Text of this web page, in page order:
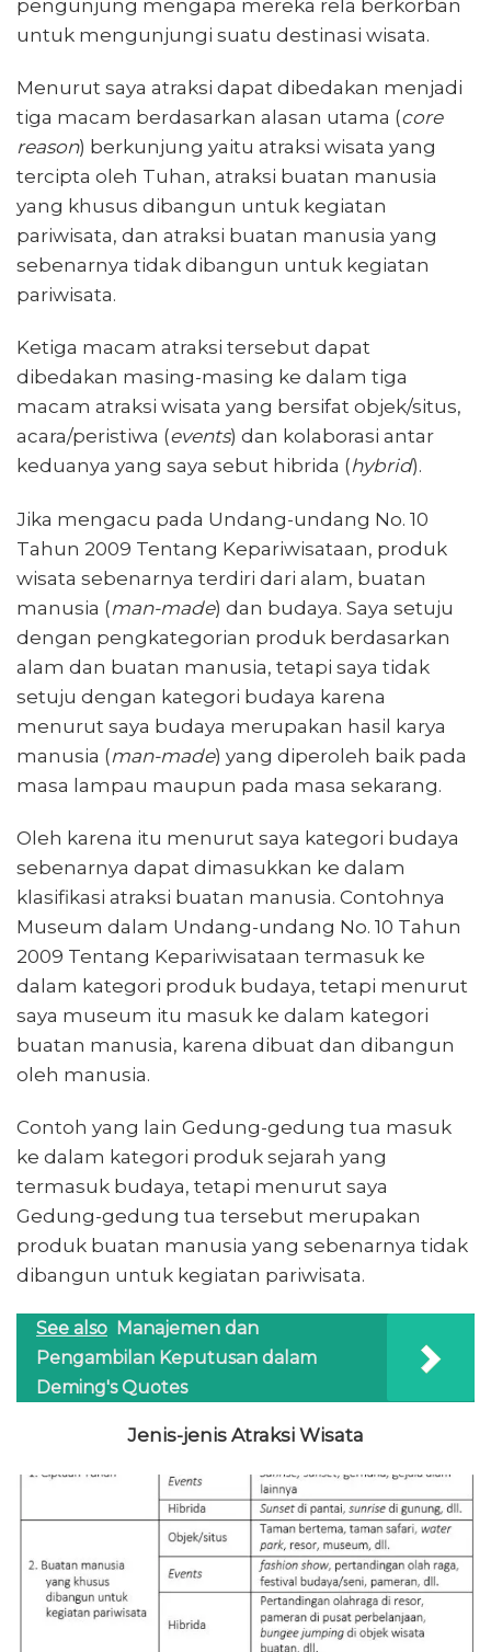
pengunjung mengapa mereka rela berkorban
untuk mengunjungi suatu destinasi wisata.
Menurut saya atraksi dapat dibedakan menjadi
tiga macam berdasarkan alasan utama (core
reason) berkunjung yaitu atraksi wisata yang
tercipta oleh Tuhan, atraksi buatan manusia
yang khusus dibangun untuk kegiatan
pariwisata, dan atraksi buatan manusia yang
sebenarnya tidak dibangun untuk kegiatan
pariwisata.
Ketiga macam atraksi tersebut dapat
dibedakan masing-masing ke dalam tiga
macam atraksi wisata yang bersifat objek/situs,
acara/peristiwa (events) dan kolaborasi antar
keduanya yang saya sebut hibrida (hybrid).
Jika mengacu pada Undang-undang No. 10
Tahun 2009 Tentang Kepariwisataan, produk
wisata sebenarnya terdiri dari alam, buatan
manusia (man-made) dan budaya. Saya setuju
dengan pengkategorian produk berdasarkan
alam dan buatan manusia, tetapi saya tidak
setuju dengan kategori budaya karena
menurut saya budaya merupakan hasil karya
manusia (man-made) yang diperoleh baik pada
masa lampau maupun pada masa sekarang.
Oleh karena itu menurut saya kategori budaya
sebenarnya dapat dimasukkan ke dalam
klasifikasi atraksi buatan manusia. Contohnya
Museum dalam Undang-undang No. 10 Tahun
2009 Tentang Kepariwisataan termasuk ke
dalam kategori produk budaya, tetapi menurut
saya museum itu masuk ke dalam kategori
buatan manusia, karena dibuat dan dibangun
oleh manusia.
Contoh yang lain Gedung-gedung tua masuk
ke dalam kategori produk sejarah yang
termasuk budaya, tetapi menurut saya
Gedung-gedung tua tersebut merupakan
produk buatan manusia yang sebenarnya tidak
dibangun untuk kegiatan pariwisata.
See also Manajemen dan
Pengambilan Keputusan dalam
Deming's Quotes
Jenis-jenis Atraksi Wisata